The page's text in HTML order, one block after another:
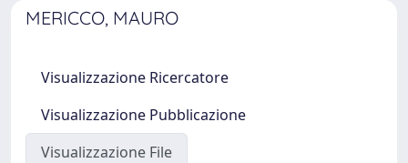
MERICCO, MAURO
Visualizzazione Ricercatore
Visualizzazione Pubblicazione
Visualizzazione File